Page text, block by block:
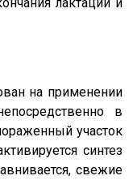
на применении
в
участок
синтез
свежие